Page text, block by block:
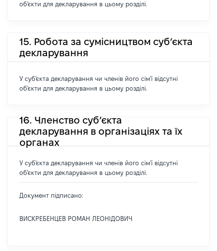
об'єкти для декларування в цьому розділі.
15. Робота за сумісництвом суб’єкта
декларування
У суб'єкта декларування чи членів його сім'ї відсутні
об'єкти для декларування в цьому розділі.
16. Членство суб’єкта
декларування в організаціях та їх
органах
У суб'єкта декларування чи членів його сім'ї відсутні
об'єкти для декларування в цьому розділі.
Документ підписано:
ВИСКРЕБЕНЦЕВ РОМАН ЛЕОНІДОВИЧ